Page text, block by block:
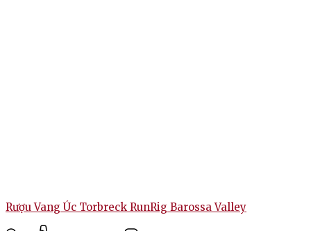
Rượu Vang Úc Torbreck RunRig Barossa Valley